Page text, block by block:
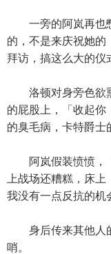
一旁的阿岚再也憋
的，不是来庆祝她的
拜访，搞这么大的仪
洛顿对身旁色欲熏
的屁股上，「收起你
的臭毛病，卡特爵士
阿岚假装愤愤，「
上战场还糟糕，床上
我没有一点反抗的机
身后传来其他人的
哨。